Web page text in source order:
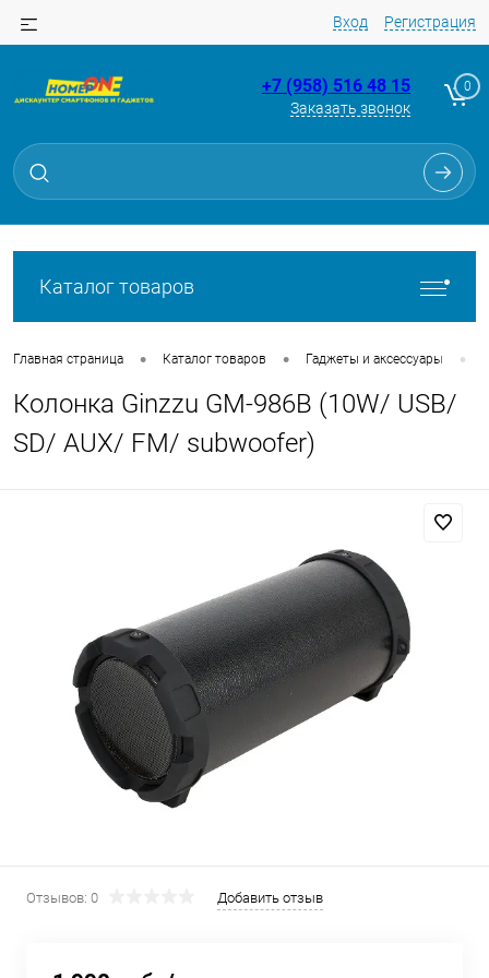
Вход Регистрация
+7 (958) 516 48 15
Заказать звонок
0
Каталог товаров
Главная страница • Каталог товаров • Гаджеты и аксессуары •
Колонка Ginzzu GM-986B (10W/ USB/
SD/ AUX/ FM/ subwoofer)
Отзывов: 0 Добавить отзыв
Для клиентов всех банков
Разбейте
без переплат
Сегодня
Оплачивайте сегодня только
25 % картой любого банка
Получайте товар
выбранный способом
по25%каждые 2 недели
Подробнее